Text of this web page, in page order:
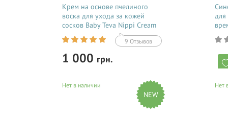
Крем на основе пчелиного
воска для ухода за кожей
сосков Baby Teva Nippi Cream
50 мл
9 Отзывов
1 000 грн.
Купить
Нет в наличии
NEW
Нет